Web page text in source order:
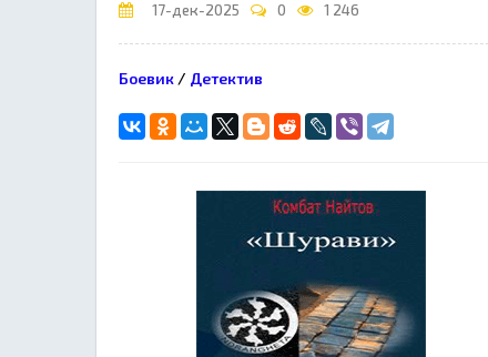
17-дек-2025 0 1 246
Боевик / Детектив